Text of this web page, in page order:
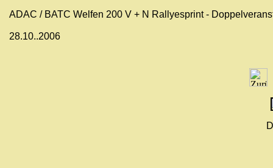
ADAC / BATC Welfen 200 V + N Rallyesprint -
28.10..2006